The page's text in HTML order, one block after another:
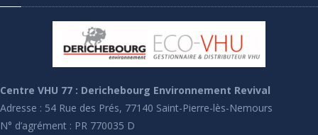
Centre VHU 77 : Derichebourg Environnement Revival
Adresse : 54 Rue des Prés, 77140 Saint-Pierre-lès-Nemours
N° d’agrément : PR 770035 D